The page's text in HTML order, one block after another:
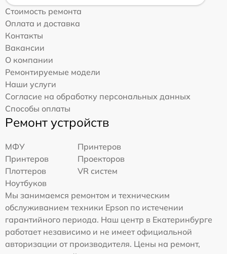
Стоимость ремонта
Оплата и доставка
Контакты
Вакансии
О компании
Ремонтируемые модели
Наши услуги
Согласие на обработку персональных данных
Способы оплаты
Ремонт устройств
МФУ
Принтеров
Принтеров
Проекторов
Плоттеров
VR систем
Ноутбуков
Мы занимаемся ремонтом и техническим
обслуживанием техники Epson по истечении
гарантийного периода. Наш центр в Екатеринбурге
работает независимо и не имеет официальной
авторизации от производителя. Цены на ремонт,